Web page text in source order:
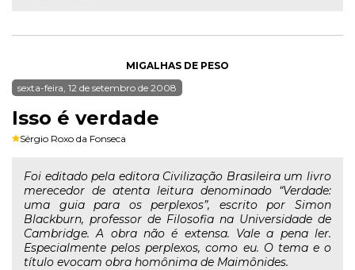
MIGALHAS DE PESO
sexta-feira, 12 de setembro de 2008
Isso é verdade
Sérgio Roxo da Fonseca
Foi editado pela editora Civilização Brasileira um livro
merecedor de atenta leitura denominado “Verdade:
uma guia para os perplexos”, escrito por Simon
Blackburn, professor de Filosofia na Universidade de
Cambridge. A obra não é extensa. Vale a pena ler.
Especialmente pelos perplexos, como eu. O tema e o
título evocam obra homônima de Maimônides.